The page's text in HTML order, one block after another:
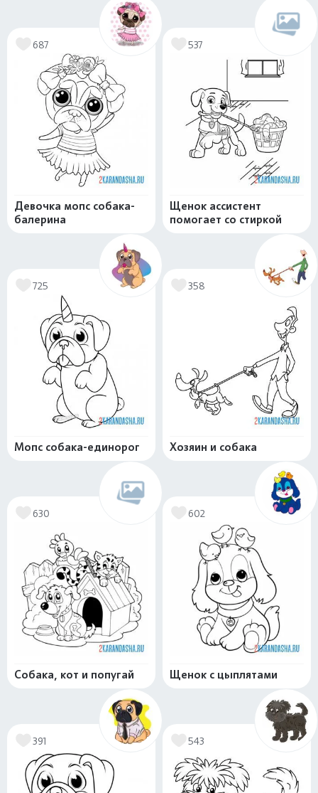
687
Девочка мопс собака-
балерина
537
Щенок ассистент
помогает со стиркой
725
Мопс собака-единорог
358
Хозяин и собака
630
Собака, кот и попугай
602
Щенок с цыплятами
391 543